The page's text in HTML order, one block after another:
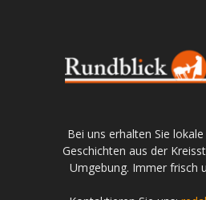
Bei uns erhalten Sie
Geschichten aus der
Umgebung. Immer frisch